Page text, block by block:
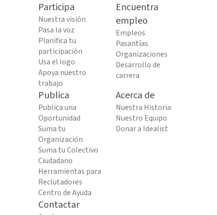
Participa
Nuestra visión
Pasa la voz
Planifica tu
participación
Usa el logo
Apoya nuestro
trabajo
Encuentra
empleo
Empleos
Pasantías
Organizaciones
Desarrollo de
carrera
Publica
Publica una
Oportunidad
Suma tu
Organización
Suma tu Colectivo
Ciudadano
Herramientas para
Reclutadores
Centro de Ayuda
Acerca de
Nuestra Historia
Nuestro Equipo
Donar a Idealist
Contactar